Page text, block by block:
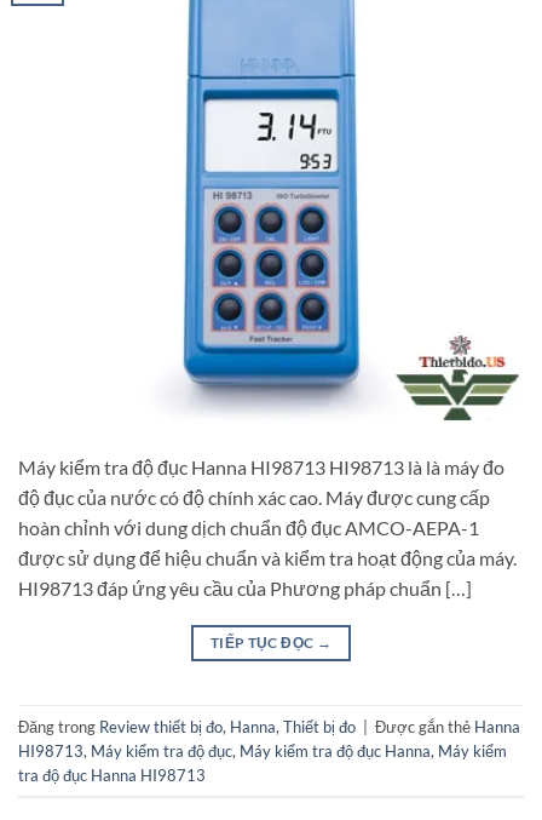
Máy kiểm tra độ đục Hanna HI98713 HI98713 là là máy đo
độ đục của nước có độ chính xác cao. Máy được cung cấp
hoàn chỉnh với dung dịch chuẩn độ đục AMCO-AEPA-1
được sử dụng để hiệu chuẩn và kiểm tra hoạt động của máy.
HI98713 đáp ứng yêu cầu của Phương pháp chuẩn […]
TIẾP TỤC ĐỌC →
Đăng trong Review thiết bị đo, Hanna, Thiết bị đo Được gắn thẻ Hanna
HI98713, Máy kiểm tra độ đục, Máy kiểm tra độ đục Hanna, Máy kiểm
tra độ đục Hanna HI98713